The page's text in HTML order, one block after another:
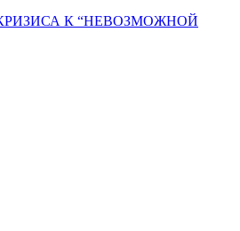
К “НЕВОЗМОЖНОЙ